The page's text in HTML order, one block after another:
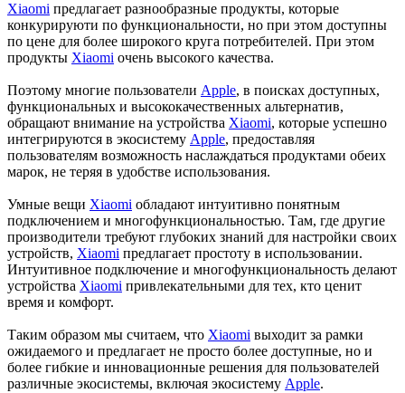
Xiaomi предлагает разнообразные продукты, которые
конкурируюти по функциональности, но при этом доступны
по цене для более широкого круга потребителей. При этом
продукты Xiaomi очень высокого качества.
Поэтому многие пользователи Apple, в поисках доступных,
функциональных и высококачественных альтернатив,
обращают внимание на устройства Xiaomi, которые успешно
интегрируются в экосистему Apple, предоставляя
пользователям возможность наслаждаться продуктами обеих
марок, не теряя в удобстве использования.
Умные вещи Xiaomi обладают интуитивно понятным
подключением и многофункциональностью. Там, где другие
производители требуют глубоких знаний для настройки своих
устройств, Xiaomi предлагает простоту в использовании.
Интуитивное подключение и многофункциональность делают
устройства Xiaomi привлекательными для тех, кто ценит
время и комфорт.
Таким образом мы считаем, что Xiaomi выходит за рамки
ожидаемого и предлагает не просто более доступные, но и
более гибкие и инновационные решения для пользователей
различные экосистемы, включая экосистему Apple.